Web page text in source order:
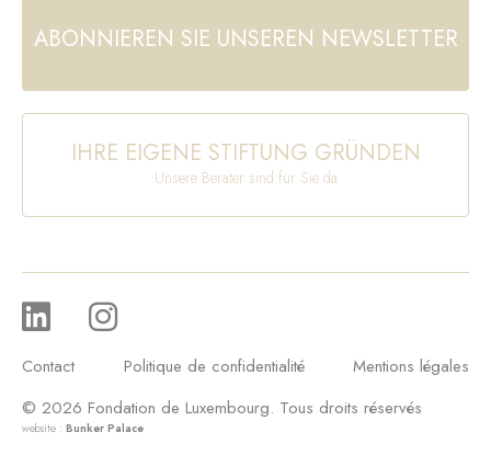
ABONNIEREN SIE UNSEREN NEWSLETTER
IHRE EIGENE STIFTUNG GRÜNDEN
Unsere Berater sind für Sie da
Contact Politique de confidentialité
Mentions légales
© 2026 Fondation de Luxembourg. Tous droits réservés
website : Bunker Palace